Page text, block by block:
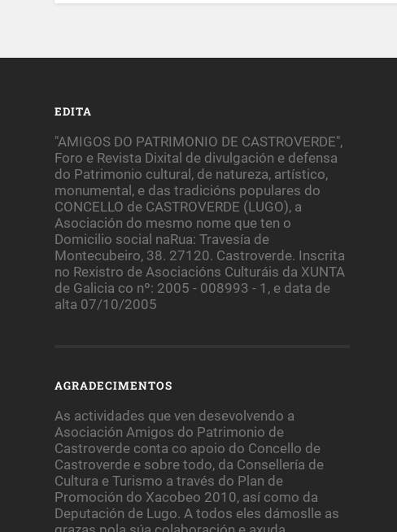
EDITA
"AMIGOS DO PATRIMONIO DE CASTROVERDE",
Foro e Revista Dixital de divulgación e defensa
do Patrimonio cultural, de natureza, artístico,
monumental, e das tradicións populares do
CONCELLO de CASTROVERDE (LUGO), a
Asociación do mesmo nome que ten o
Domicilio social naRua: Travesía de
Montecubeiro, 38. 27120. Castroverde. Inscrita
no Rexistro de Asociacións Culturáis da XUNTA
de Galicia co nº: 2005 - 008993 - 1, e data de
alta 07/10/2005
AGRADECIMENTOS
As actividades que ven desevolvendo a
Asociación Amigos do Patrimonio de
Castroverde conta co apoio do Concello de
Castroverde e sobre todo, da Consellería de
Cultura e Turismo a través do Plan de
Promoción do Xacobeo 2010, así como da
Deputación de Lugo. A todos eles dámoslle as